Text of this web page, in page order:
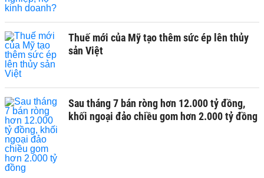
Thuế mới của Mỹ tạo thêm sức ép lên thủy
sản Việt
Sau tháng 7 bán ròng hơn 12.000 tỷ đồng,
khối ngoại đảo chiều gom hơn 2.000 tỷ đồng